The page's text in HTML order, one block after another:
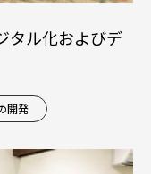
タル化およびデ
開発